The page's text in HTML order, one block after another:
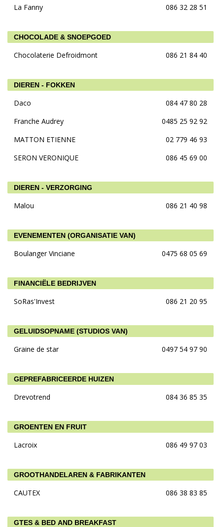
La Fanny 086 32 28 51
CHOCOLADE & SNOEPGOED
Chocolaterie Defroidmont 086 21 84 40
DIEREN - FOKKEN
Daco
084 47 80 28
Franche Audrey
0485 25 92 92
MATTON ETIENNE
02 779 46 93
SERON VERONIQUE
086 45 69 00
DIEREN - VERZORGING
Malou 086 21 40 98
EVENEMENTEN (ORGANISATIE VAN)
Boulanger Vinciane 0475 68 05 69
FINANCIËLE BEDRIJVEN
SoRas'Invest 086 21 20 95
GELUIDSOPNAME (STUDIOS VAN)
Graine de star 0497 54 97 90
GEPREFABRICEERDE HUIZEN
Drevotrend 084 36 85 35
GROENTEN EN FRUIT
Lacroix 086 49 97 03
GROOTHANDELAREN & FABRIKANTEN
CAUTEX 086 38 83 85
GTES & BED AND BREAKFAST